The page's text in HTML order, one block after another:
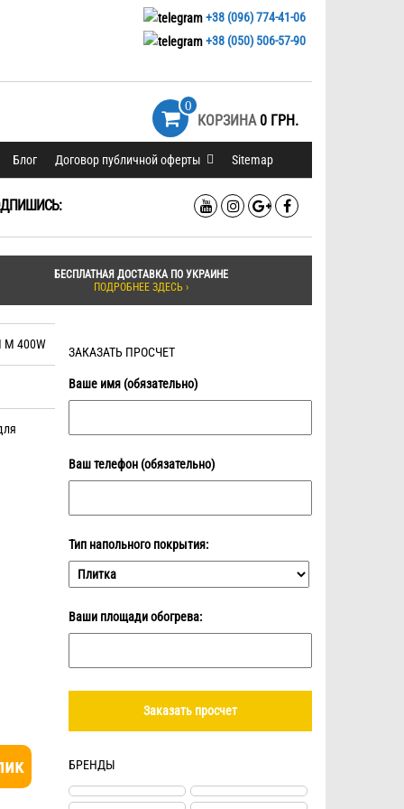
+38 (096) 774-41-06
+38 (050) 506-57-90
0
КОРЗИНА 0 ГРН.
Блог Договор публичной оферты Sitemap
БЕСПЛАТНАЯ ДОСТАВКА ПО УКРАИНЕ
ПОДРОБНЕЕ ЗДЕСЬ ›
M 400W
ЗАКАЗАТЬ ПРОСЧЕТ
Ваше имя (обязательно)
Ваш телефон (обязательно)
Тип напольного покрытия:
Ваши площади обогрева:
БРЕНДЫ